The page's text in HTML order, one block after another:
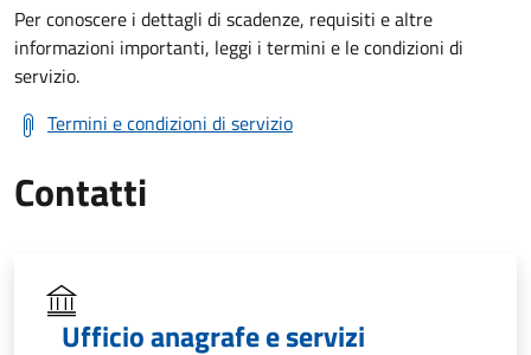
Per conoscere i dettagli di scadenze, requisiti e altre
informazioni importanti, leggi i termini e le condizioni di
servizio.
Termini e condizioni di servizio
Contatti
Ufficio anagrafe e servizi